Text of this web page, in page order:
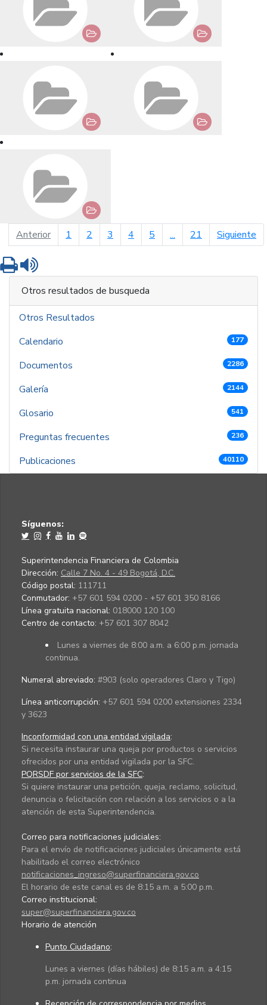
Anteriorpágina anterior
1 2 3 4 5 ... 21 Siguiente
Imprimir
Otros resultados de busqueda
Otros Resultados
Calendario
177
Documentos 2286
Galería 2144
Glosario 541
Preguntas frecuentes 236
Publicaciones 40110
Síguenos:
Superintendencia Financiera de Colombia
Dirección: Calle 7 No. 4 - 49 Bogotá, D.C.
Código postal: 111711
Conmutador: +57 601 594 0200 - +57 601 350 8166
Línea gratuita nacional: 018000 120 100
Centro de contacto: +57 601 307 8042
Lunes a viernes de 8:00 a.m. a 6:00 p.m. jornada
continua.
Numeral abreviado: #903 (solo operadores Claro y Tigo)
Línea anticorrupción: +57 601 594 0200 extensiones 2334
y 3623
Inconformidad con una entidad vigilada:
Si necesita instaurar una queja por productos o servicios
ofrecidos por una entidad vigilada por la SFC.
PQRSDF por servicios de la SFC:
Si quiere instaurar una petición, queja, reclamo, solicitud,
denuncia o felicitación con relación a los servicios o a la
atención de esta Superintendencia.
Correo para notificaciones judiciales:
Para el envío de notificaciones judiciales únicamente está
habilitado el correo electrónico
notificaciones_ingreso@superfinanciera.gov.co
El horario de este canal es de 8:15 a.m. a 5:00 p.m.
Correo institucional:
super@superfinanciera.gov.co
Horario de atención
Punto Ciudadano:
Lunes a viernes (días hábiles) de 8:15 a.m. a 4:15
p.m. jornada continua